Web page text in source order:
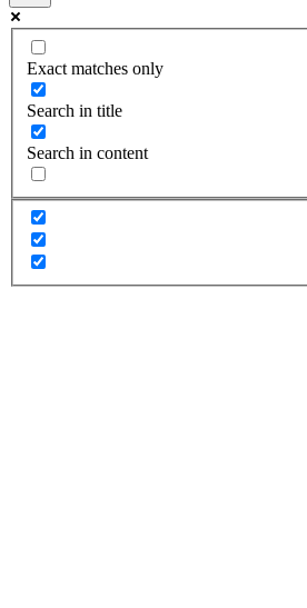
Exact matches only
Search in title
Search in content